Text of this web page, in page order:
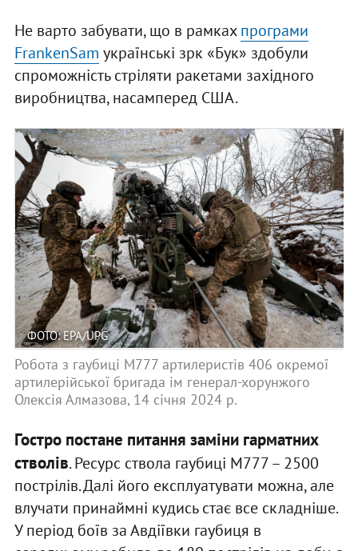
Не варто забувати, що в рамкахпрограми
FrankenSam українські зрк «Бук» здобули
спроможність стріляти ракетами західного
виробництва, насамперед США.
ФОТО: EPA/UPG
Робота з гаубиці М777 артилеристів 406 окремої
артилерійської бригада ім генерал-хорунжого
Олексія Алмазова, 14 січня 2024 р.
Гостро постане питання заміни гарматних
стволів. Ресурс ствола гаубиці М777 – 2500
пострілів. Далі його експлуатувати можна, але
влучати принаймні кудись стає все складніше.
У період боїв за Авдіївки гаубиця в